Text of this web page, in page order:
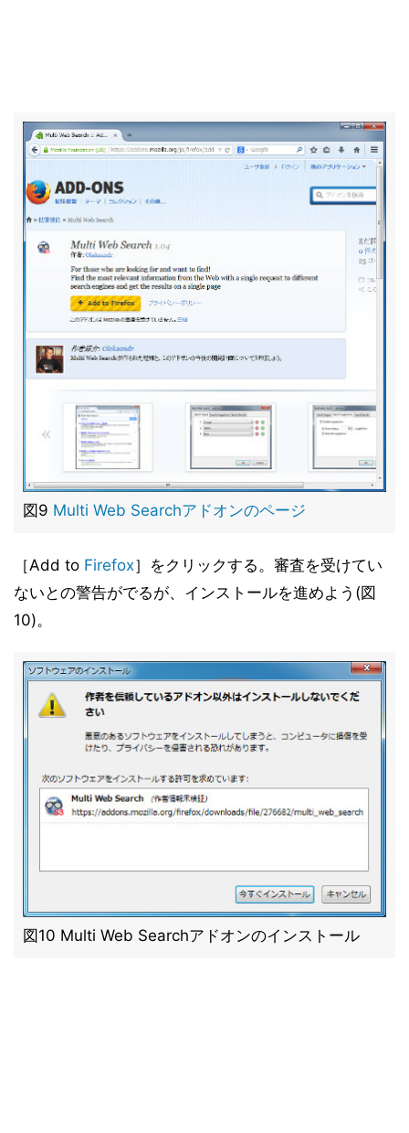
図9 Multi Web Searchアドオンのページ
［Add to Firefox］をクリックする。審査を受けてい
ないとの警告がでるが、インストールを進めよう(図
10)。
図10 Multi Web Searchアドオンのインストール